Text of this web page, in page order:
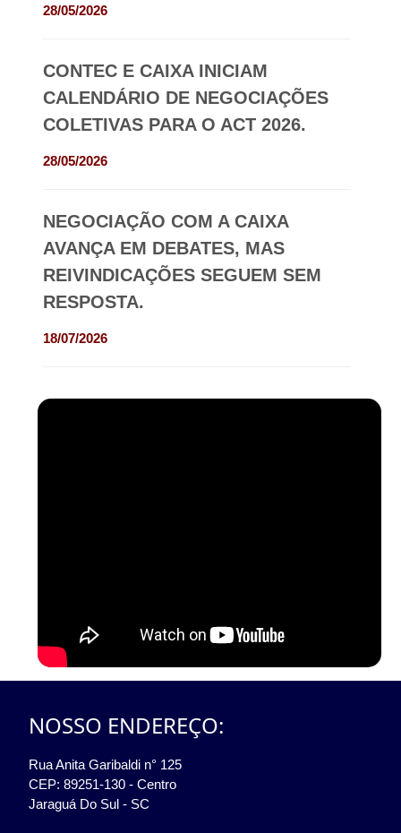
28/05/2026
CONTEC E CAIXA INICIAM
CALENDÁRIO DE NEGOCIAÇÕES
COLETIVAS PARA O ACT 2026.
28/05/2026
NEGOCIAÇÃO COM A CAIXA
AVANÇA EM DEBATES, MAS
REIVINDICAÇÕES SEGUEM SEM
RESPOSTA.
18/07/2026
NOSSO ENDEREÇO:
Rua Anita Garibaldi n° 125
CEP: 89251-130 - Centro
Jaraguá Do Sul - SC